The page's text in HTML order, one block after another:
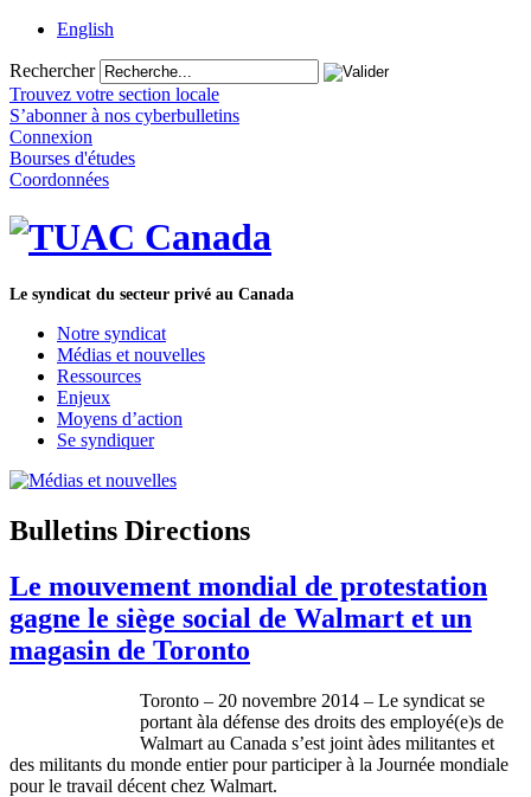
English
Rechercher
Trouvez votre section locale
S’abonner à nos cyberbulletins
Connexion
Bourses d'études
Coordonnées
Le syndicat du secteur privé au Canada
Notre syndicat
Médias et nouvelles
Ressources
Enjeux
Moyens d’action
Se syndiquer
Bulletins Directions
Le mouvement mondial de protestation
gagne le siège social de Walmart et un
magasin de Toronto
Toronto – 20 novembre 2014 – Le syndicat se
portant àla défense des droits des employé(e)s de
Walmart au Canada s’est joint àdes militantes et
des militants du monde entier pour participer à la Journée mondiale
pour le travail décent chez Walmart.